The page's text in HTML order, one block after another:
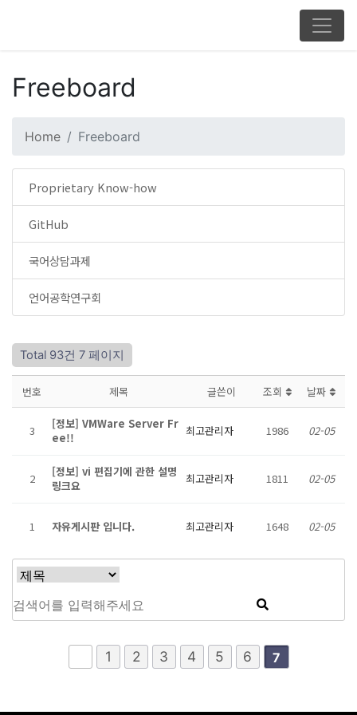
Freeboard
Home Freeboard
Proprietary Know-how
GitHub
국어상담과제
언어공학연구회
Total 93건 7 페이지
번호 제목 글쓴이 조회 날짜
3
[정보] VMWare Server Fr
ee!!
최고관리자 1986 02-05
2
[정보] vi 편집기에 관한 설명
링크요
최고관리자 1811 02-05
1 자유게시판 입니다. 최고관리자 1648 02-05
1 2 3 4 5 6 7